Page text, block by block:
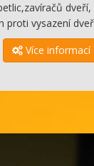
proti vysazení
Více informací